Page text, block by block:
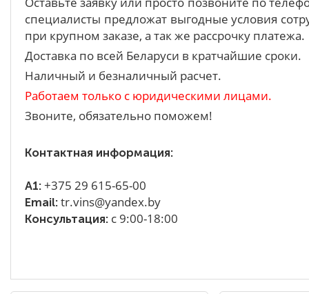
специалисты предложат выгодные условия
при крупном заказе, а так же рассрочку платежа.
Доставка по всей Беларуси в кратчайшие сроки.
Наличный и безналичный расчет.
Работаем только с юридическими лицами.
Звоните, обязательно поможем!
Контактная информация:
A1: +375 29 615-65-00
Email: tr.vins@yandex.by
Консультация: с 9:00-18:00